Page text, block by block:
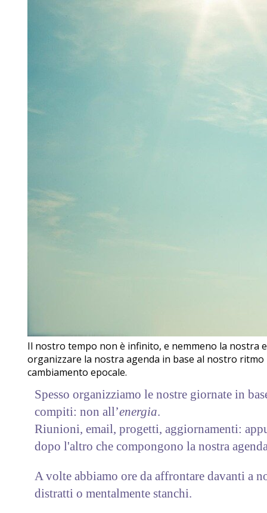
applicazione
Mindfulness
Il nostro tempo non è infinito, e nemmeno la nostra
organizzare la nostra agenda in base al nostro
cambiamento epocale.
Spesso organizziamo le nostre giornate in
compiti: non all’energia.
Riunioni, email, progetti, aggiornamenti:
dopo l'altro che compongono la nostra
A volte abbiamo ore da affrontare davanti a
distratti o mentalmente stanchi.